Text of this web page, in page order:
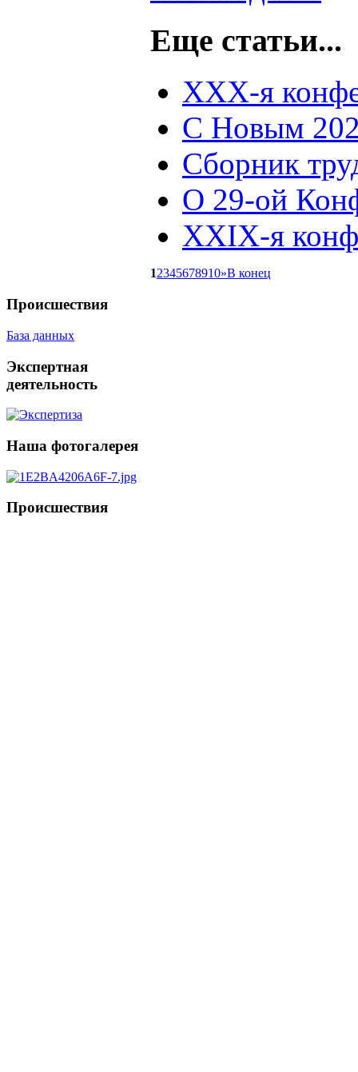
Еще статьи...
XXX-я
С Новым
Сборник
О 29-ой
XXIX-я
12345678910»В конец
Происшествия
База данных
Экспертная
деятельность
Наша фотогалерея
Происшествия